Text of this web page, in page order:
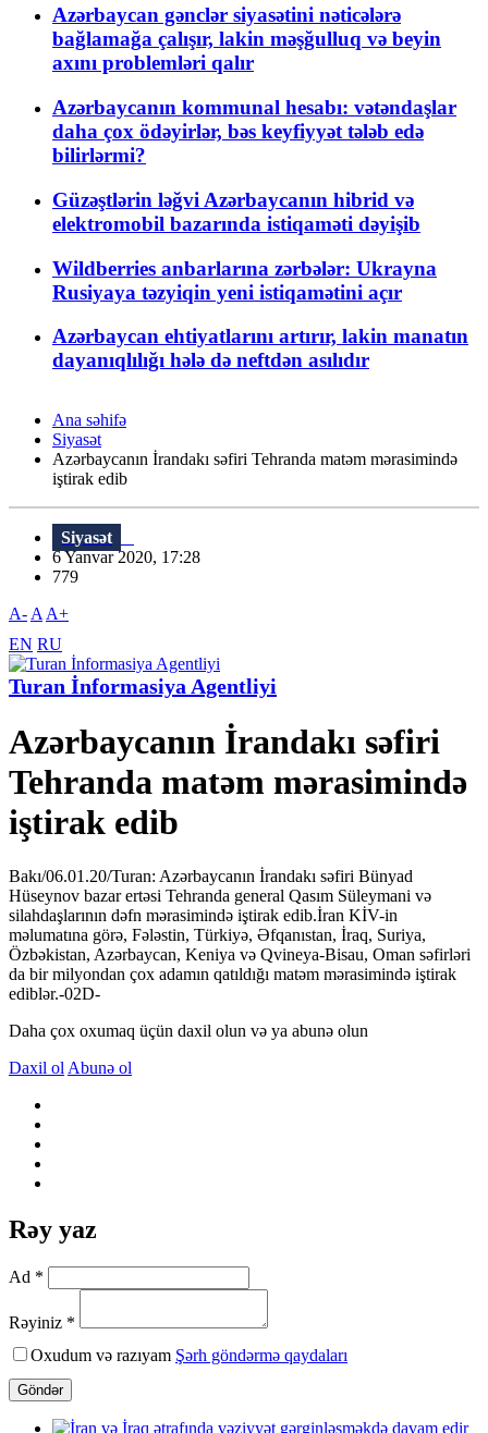
Azərbaycan gənclər siyasətini nəticələrə
bağlamağa çalışır, lakin məşğulluq və beyin
axını problemləri qalır
Azərbaycanın kommunal hesabı: vətəndaşlar
daha çox ödəyirlər, bəs keyfiyyət tələb edə
bilirlərmi?
Güzəştlərin ləğvi Azərbaycanın hibrid və
elektromobil bazarında istiqaməti dəyişib
Wildberries anbarlarına zərbələr: Ukrayna
Rusiyaya təzyiqin yeni istiqamətini açır
Azərbaycan ehtiyatlarını artırır, lakin manatın
dayanıqlılığı hələ də neftdən asılıdır
Ana səhifə
Siyasət
Azərbaycanın İrandakı səfiri Tehranda matəm mərasimində
iştirak edib
Siyasət
6 Yanvar 2020, 17:28
779
A- A A+
EN RU
Turan İnformasiya Agentliyi
Azərbaycanın İrandakı səfiri
Tehranda matəm mərasimində
iştirak edib
Bakı/06.01.20/Turan: Azərbaycanın İrandakı səfiri Bünyad
Hüseynov bazar ertəsi Tehranda general Qasım Süleymani və
silahdaşlarının dəfn mərasimində iştirak edib.İran KİV-in
məlumatına görə, Fələstin, Türkiyə, Əfqanıstan, İraq, Suriya,
Özbəkistan, Azərbaycan, Keniya və Qvineya-Bisau, Oman səfirləri
da bir milyondan çox adamın qatıldığı matəm mərasimində iştirak
ediblər.-02D-
Daha çox oxumaq üçün daxil olun və ya abunə olun
Daxil ol Abunə ol
Rəy yaz
Ad *
Rəyiniz *
Oxudum və razıyam Şərh göndərmə qaydaları
Göndər